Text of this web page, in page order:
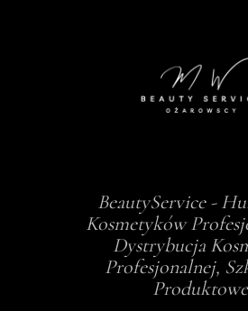
BeautyService -
Kosmetyków
Dystrybucja
Profesjonalnej,